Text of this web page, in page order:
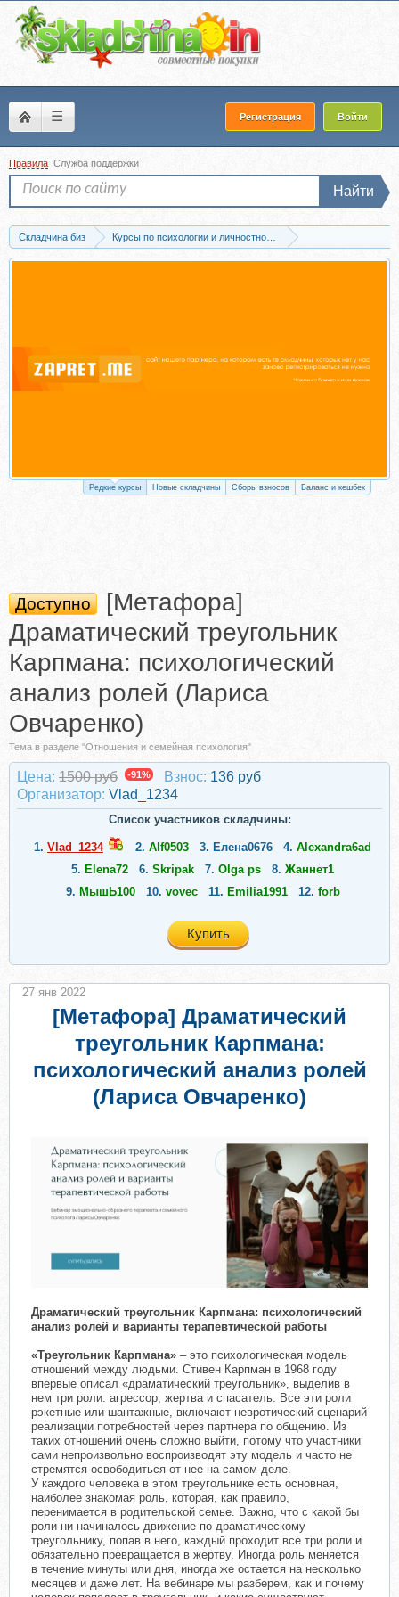
☰ Регистрация Войти
Правила Служба поддержки
Найти
Складчина биз
Курсы по психологии и личностному развитию
Отношения и семейная психология
Скачать [Метафора] Драматический
Редкие курсы Новые складчины Сборы взносов Баланс и кешбек
Доступно
[Метафора]
Драматический треугольник
Карпмана: психологический
анализ ролей (Лариса
Овчаренко)
Тема в разделе "Отношения и семейная психология"
Цена: 1500 руб -91% Взнос: 136 руб
Организатор: Vlad_1234
Список участников складчины:
1. Vlad_1234 2. Alf0503 3. Елена0676 4. Alexandra6ad
5. Elena72 6. Skripak 7. Olga ps 8. Жаннет1
9. МышЬ100 10. vovec 11. Emilia1991 12. forb
Купить
[Метафора] Драматический
треугольник Карпмана:
психологический анализ ролей
(Лариса Овчаренко)
Драматический треугольник Карпмана: психологический
анализ ролей и варианты терапевтической работы
«Треугольник Карпмана» – это психологическая модель
отношений между людьми. Стивен Карпман в 1968 году
впервые описал «драматический треугольник», выделив в
нем три роли: агрессор, жертва и спасатель. Все эти роли
рэкетные или шантажные, включают невротический сценарий
реализации потребностей через партнера по общению. Из
таких отношений очень сложно выйти, потому что участники
сами непроизвольно воспроизводят эту модель и часто не
стремятся освободиться от нее на самом деле.
У каждого человека в этом треугольнике есть основная,
наиболее знакомая роль, которая, как правило,
перенимается в родительской семье. Важно, что с какой бы
роли ни начиналось движение по драматическому
треугольнику, попав в него, каждый проходит все три роли и
обязательно превращается в жертву. Иногда роль меняется
в течение минуты или дня, иногда же остается на несколько
месяцев и даже лет. На вебинаре мы разберем, как и почему
27 янв 2022